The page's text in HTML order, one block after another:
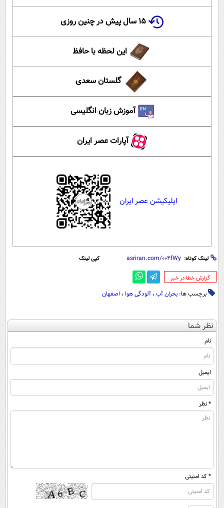
۱۵ سال پیش در چنین روزی
این لحظه با حافظ
گلستان سعدی
آموزش زبان انگلیسی
آپارات عصر ایران
اپلیکیشن عصر ایران
لینک کوتاه: کپی لینک
‌گزارش خطا در خبر
برچسب ها: بحران آب ، آلودگی هوا ، اصفهان
نظر شما
نام
ایمیل
* نظر
* کد امنیتی